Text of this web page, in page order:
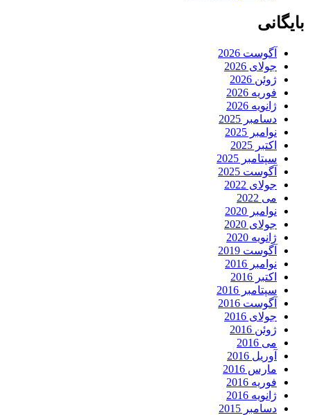
بایگانی
آگوست 2026
جولای 2026
ژوئن 2026
فوریه 2026
ژانویه 2026
دسامبر 2025
نوامبر 2025
اکتبر 2025
سپتامبر 2025
آگوست 2025
جولای 2022
می 2022
نوامبر 2020
جولای 2020
ژانویه 2020
آگوست 2019
نوامبر 2016
اکتبر 2016
سپتامبر 2016
آگوست 2016
جولای 2016
ژوئن 2016
می 2016
آوریل 2016
مارس 2016
فوریه 2016
ژانویه 2016
دسامبر 2015